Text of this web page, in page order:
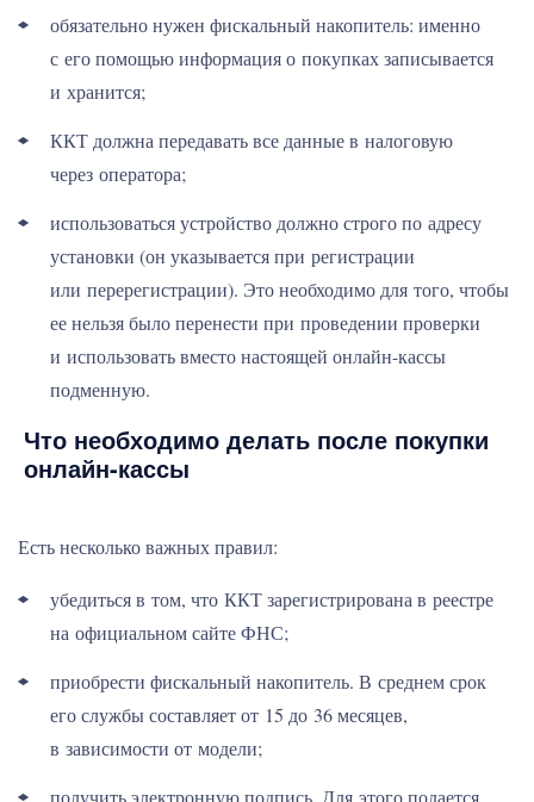
обязательно нужен фискальный накопитель: именно
с его помощью информация о покупках записывается
и хранится;
ККТ должна передавать все данные в налоговую
через оператора;
использоваться устройство должно строго по адресу
установки (он указывается при регистрации
или перерегистрации). Это необходимо для того, чтобы
ее нельзя было перенести при проведении проверки
и использовать вместо настоящей онлайн-кассы
подменную.
Что необходимо делать после покупки
онлайн-кассы
Есть несколько важных правил:
убедиться в том, что ККТ зарегистрирована в реестре
на официальном сайте ФНС;
приобрести фискальный накопитель. В среднем срок
его службы составляет от 15 до 36 месяцев,
в зависимости от модели;
получить электронную подпись. Для этого подается